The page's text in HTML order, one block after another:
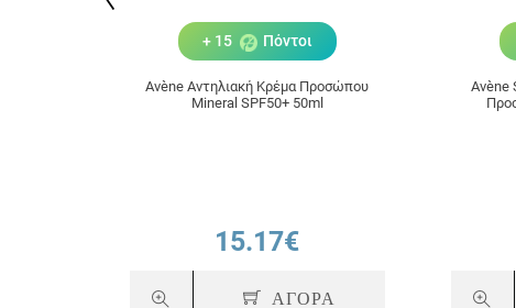
+ 15 Πόντοι
Avène Αντηλιακή Κρέμα Προσώπου
Μineral SPF50+ 50ml
15.17€
ΑΓΟΡΑ
Avène